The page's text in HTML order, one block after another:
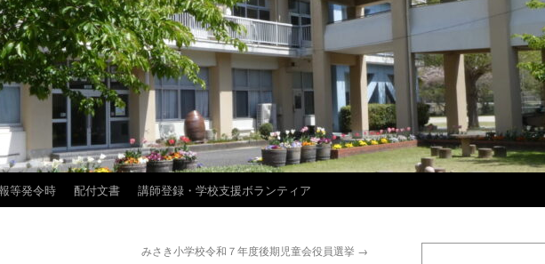
等発令時 配付文書 講師登録・学校支援ボランティア
みさき小学校令和７年度後期児童会役員選挙 →